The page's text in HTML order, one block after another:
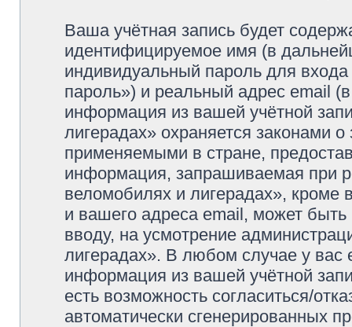
Ваша учётная запись будет
идентифицируемое имя (в
индивидуальный пароль для
пароль») и реальный адрес email
информация из вашей учётной
лигерадах» охраняется законами
применяемыми в стране,
информация, запрашиваемая при
веломобилях и лигерадах», кроме
и вашего адреса email, может быть
вводу, на усмотрение
лигерадах». В любом случае у вас
информация из вашей учётной
есть возможность согласиться/
автоматически сгенерированных